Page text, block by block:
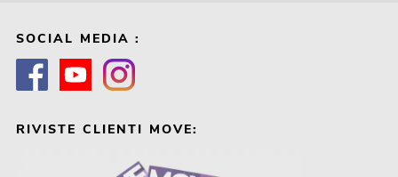
SOCIAL MEDIA :
RIVISTE CLIENTI MOVE: